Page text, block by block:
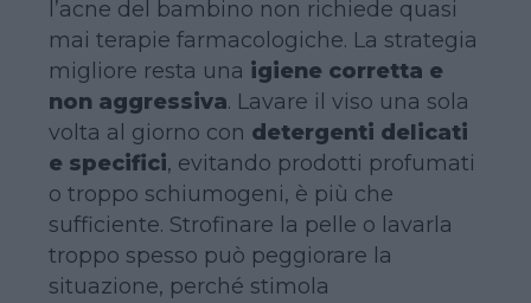
l’acne del bambino non richiede quasi
mai terapie farmacologiche. La strategia
migliore resta una igiene corretta e
non aggressiva. Lavare il viso una sola
volta al giorno con detergenti delicati
e specifici, evitando prodotti profumati
o troppo schiumogeni, è più che
sufficiente. Strofinare la pelle o lavarla
troppo spesso può peggiorare la
situazione, perché stimola